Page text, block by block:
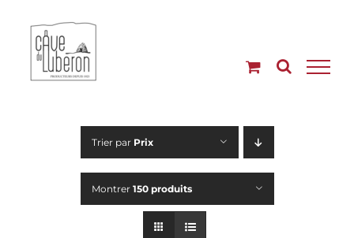
contenu
Trier par Prix
Montrer 150 produits